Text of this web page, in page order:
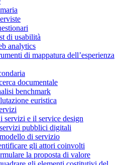
di usabilità
analytics
di mappatura dell’esperienza
documentale
benchmark
euristica
servizi e il service design
pubblici digitali
di servizio
gli attori coinvolti
la proposta di valore